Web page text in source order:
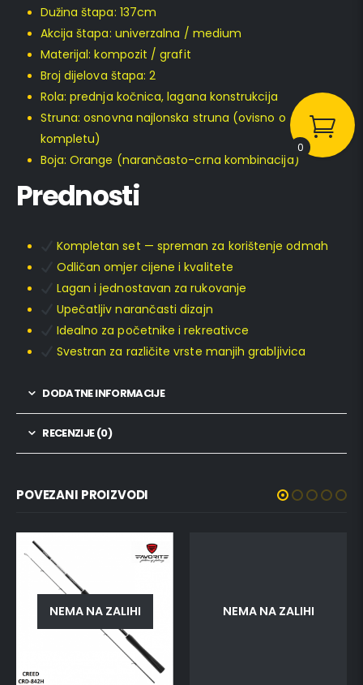
Dužina štapa: 137cm
Akcija štapa: univerzalna / medium
Materijal: kompozit / grafit
Broj dijelova štapa: 2
Rola: prednja kočnica, lagana konstrukcija
Struna: osnovna najlonska struna (ovisno o
kompletu)
Boja: Orange (narančasto-crna kombinacija)
Prednosti
Kompletan set — spreman za korištenje odmah
Odličan omjer cijene i kvalitete
Lagan i jednostavan za rukovanje
Upečatljiv narančasti dizajn
Idealno za početnike i rekreativce
Svestran za različite vrste manjih grabljivica
DODATNE INFORMACIJE
RECENZIJE (0)
POVEZANI PROIZVODI
NEMA NA ZALIHI NEMA NA ZALIHI
0